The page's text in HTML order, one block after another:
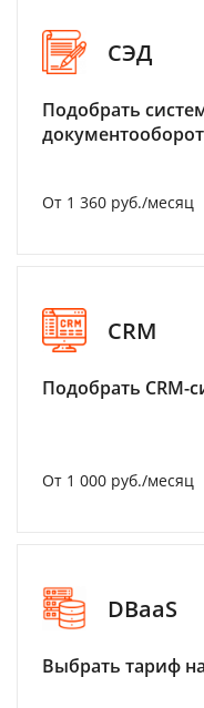
СЭД
Подобрать
От 1 360 руб./месяц
CRM
Подобрать CRM-
От 1 000 руб./месяц
DBaaS
Выбрать тариф